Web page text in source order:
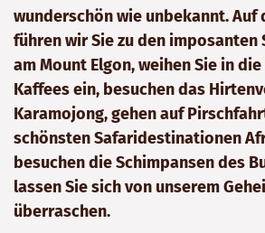
wunderschön wie unbekannt. Auf
führen wir Sie zu den imposanten
am Mount Elgon, weihen Sie in
Kaffees ein, besuchen das
Karamojong, gehen auf
schönsten Safaridestinationen
besuchen die Schimpansen des
lassen Sie sich von unserem
überraschen.